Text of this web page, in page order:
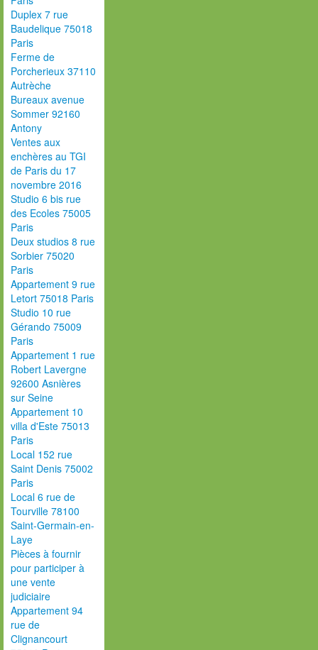
Duplex 7 rue
Baudelique 75018
Paris
Ferme de
Porcherieux 37110
Autrèche
Bureaux avenue
Sommer 92160
Antony
Ventes aux
enchères au TGI
de Paris du 17
novembre 2016
Studio 6 bis rue
des Ecoles 75005
Paris
Deux studios 8 rue
Sorbier 75020
Paris
Appartement 9 rue
Letort 75018 Paris
Studio 10 rue
Gérando 75009
Paris
Appartement 1 rue
Robert Lavergne
92600 Asnières
sur Seine
Appartement 10
villa d'Este 75013
Paris
Local 152 rue
Saint Denis 75002
Paris
Local 6 rue de
Tourville 78100
Saint-Germain-en-
Laye
Pièces à fournir
pour participer à
une vente
judiciaire
Appartement 94
rue de
Clignancourt